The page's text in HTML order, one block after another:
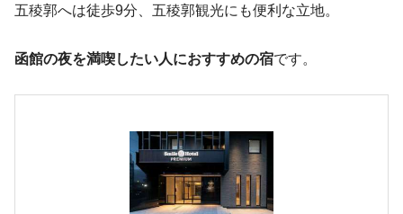
五稜郭へは徒歩9分、五稜郭観光にも便利な立地。
函館の夜を満喫したい人におすすめの宿です。